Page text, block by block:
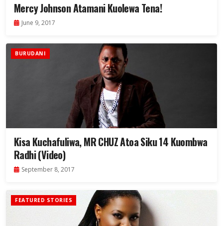
Mercy Johnson Atamani Kuolewa Tena!
June 9, 2017
BURUDANI
Kisa Kuchafuliwa, MR CHUZ Atoa Siku 14 Kuombwa
Radhi (Video)
September 8, 2017
FEATURED STORIES